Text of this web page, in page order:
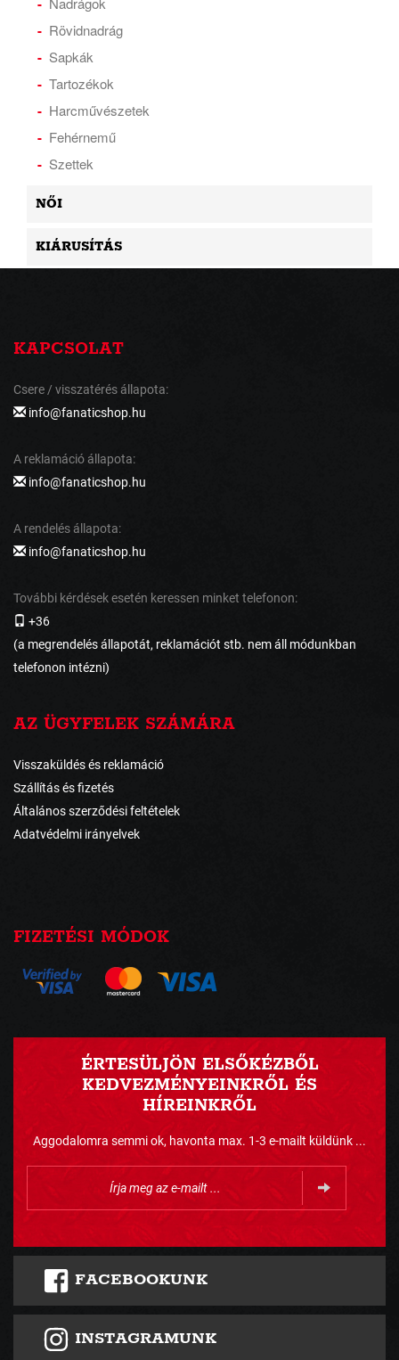
Rövidnadrág
Sapkák
Tartozékok
Harcművészetek
Fehérnemű
Szettek
NŐI
KIÁRUSÍTÁS
KAPCSOLAT
Csere / visszatérés állapota:
info@fanaticshop.hu
A reklamáció állapota:
info@fanaticshop.hu
A rendelés állapota:
info@fanaticshop.hu
További kérdések esetén keressen minket telefonon:
+36
(a megrendelés állapotát, reklamációt stb. nem áll módunkban
telefonon intézni)
AZ ÜGYFELEK SZÁMÁRA
Visszaküldés és reklamáció
Szállítás és fizetés
Általános szerződési feltételek
Adatvédelmi irányelvek
FIZETÉSI MÓDOK
ÉRTESÜLJÖN ELSŐKÉZBŐL
KEDVEZMÉNYEINKRŐL ÉS
HÍREINKRŐL
Aggodalomra semmi ok, havonta max. 1-3 e-mailt küldünk ...
FACEBOOKUNK
INSTAGRAMUNK